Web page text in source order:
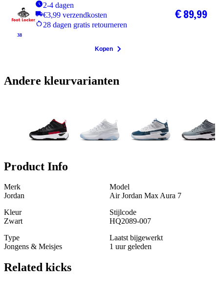
2-4 dagen
€3,99 verzendkosten
28 dagen gratis retourneren
38
€ 89,99
Kopen
Andere kleurvarianten
Product Info
Merk
Jordan
Model
Air Jordan Max Aura 7
Kleur
Zwart
Stijlcode
HQ2089-007
Type
Jongens & Meisjes
Laatst bijgewerkt
1 uur geleden
Related kicks